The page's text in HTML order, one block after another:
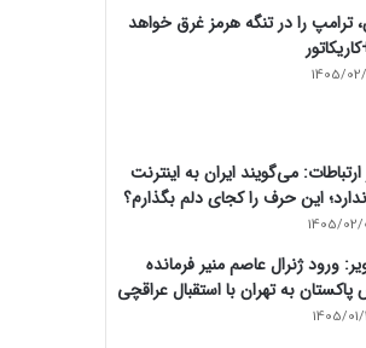
ترامپ را در تنگه هرمز غرق خواهد
1405/
ارتباطات: می‌گویند ایران به اینترنت
ندارد؛ این حرف را کجای دلم بگذارم؟
1405/
ورود ژنرال عاصم منیر فرمانده
پاکستان به تهران با استقبال عراقچی
1405/